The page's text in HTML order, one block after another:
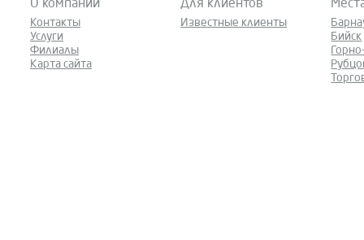
О компании
Контакты
Услуги
Филиалы
Карта сайта
Для клиентов
Известные клиенты
Бийск